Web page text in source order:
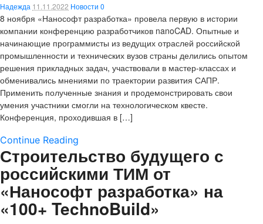
Надежда 11.11.2022 Новости 0
8 ноября «Нанософт разработка» провела первую в истории
компании конференцию разработчиков nanoCAD. Опытные и
начинающие программисты из ведущих отраслей российской
промышленности и технических вузов страны делились опытом
решения прикладных задач, участвовали в мастер-классах и
обменивались мнениями по траектории развития САПР.
Применить полученные знания и продемонстрировать свои
умения участники смогли на технологическом квесте.
Конференция, проходившая в […]
Continue Reading
Строительство будущего с
российскими ТИМ от
«Нанософт разработка» на
«100+ TechnoBuild»